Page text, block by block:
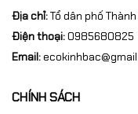
Địa chỉ:Tổ dân phố
Điện thoại:0985680825
Email:
CHÍNH SÁCH